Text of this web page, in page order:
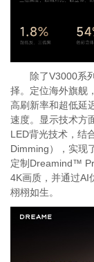
除了V3000系
择。定位海外旗舰
高刷新率和超低延
速度。显示技术方
LED背光技术，结
Dimming），实现
定制Dreamind™
4K画质，并通过AI
栩栩如生。